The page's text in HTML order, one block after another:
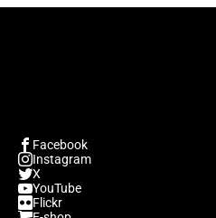
Facebook
Instagram
X
YouTube
Flickr